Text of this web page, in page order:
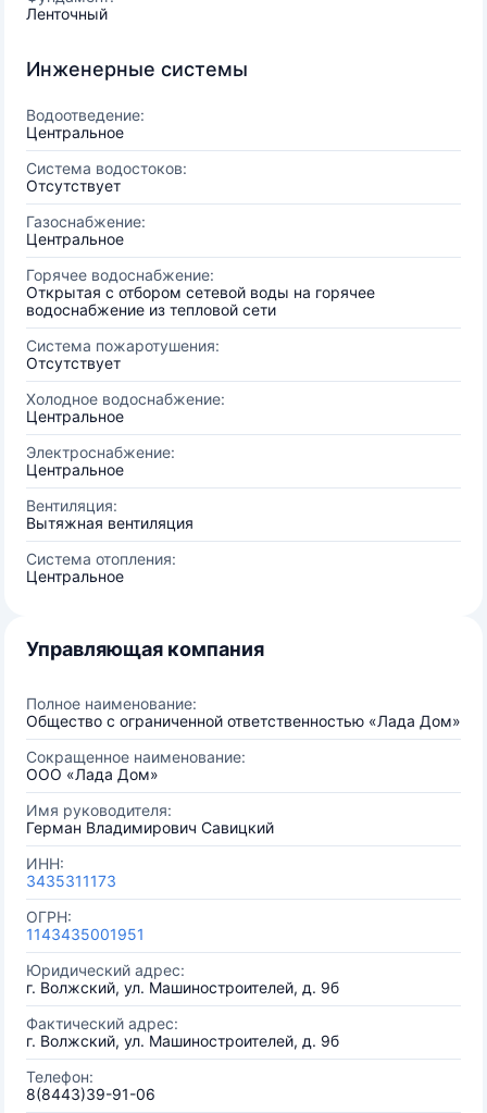
Ленточный
Инженерные системы
Водоотведение:
Центральное
Система водостоков:
Отсутствует
Газоснабжение:
Центральное
Горячее водоснабжение:
Открытая с отбором сетевой воды на горячее
водоснабжение из тепловой сети
Система пожаротушения:
Отсутствует
Холодное водоснабжение:
Центральное
Электроснабжение:
Центральное
Вентиляция:
Вытяжная вентиляция
Система отопления:
Центральное
Управляющая компания
Полное наименование:
Общество с ограниченной ответственностью «Лада Дом»
Сокращенное наименование:
ООО «Лада Дом»
Имя руководителя:
Герман Владимирович Савицкий
ИНН:
3435311173
ОГРН:
1143435001951
Юридический адрес:
г. Волжский, ул. Машиностроителей, д. 9б
Фактический адрес:
г. Волжский, ул. Машиностроителей, д. 9б
Телефон:
8(8443)39-91-06